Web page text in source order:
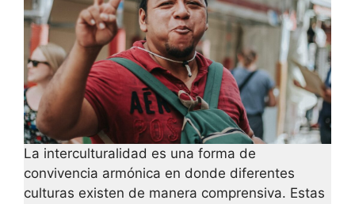
La interculturalidad es una forma de
convivencia armónica en donde diferentes
culturas existen de manera comprensiva. Estas